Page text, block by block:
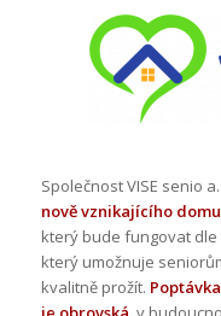
Společnost VISE senio
nově vznikajícího
který bude fungovat
který umožnuje
kvalitně prožít.